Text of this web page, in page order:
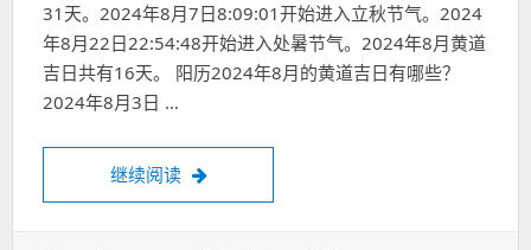
31天。2024年8月7日8:09:01开始进入立秋节气。2024
年8月22日22:54:48开始进入处暑节气。2024年8月黄道
吉日共有16天。 阳历2024年8月的黄道吉日有哪些？
2024年8月3日 …
继续阅读 2024年8月中的黄道吉日有哪些？阳历8月